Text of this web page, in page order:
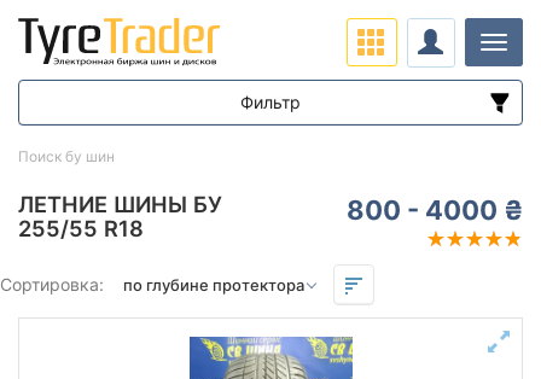
ЛЕТНИЕ ШИНЫ БУ
255/55 R18
800 - 4000 ₴
Сортировка:
Поиск бу шин
Фильтр
Диапазон цен
от